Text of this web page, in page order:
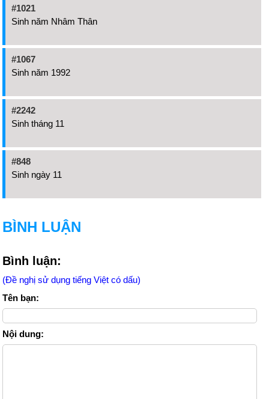
#1021
Sinh năm Nhâm Thân
#1067
Sinh năm 1992
#2242
Sinh tháng 11
#848
Sinh ngày 11
BÌNH LUẬN
Bình luận:
(Đề nghị sử dụng tiếng Việt có dấu)
Tên bạn:
Nội dung: